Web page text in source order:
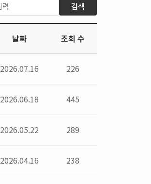
검색
날짜 조회 수
2026.07.16 226
2026.06.18 445
2026.05.22 289
2026.04.16 238